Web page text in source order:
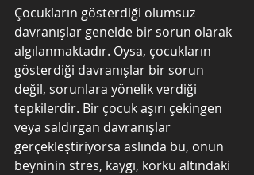
Çocukların gösterdiği olumsuz
davranışlar genelde bir sorun olarak
algılanmaktadır. Oysa, çocukların
gösterdiği davranışlar bir sorun
değil, sorunlara yönelik verdiği
tepkilerdir. Bir çocuk aşırı çekingen
veya saldırgan davranışlar
gerçekleştiriyorsa aslında bu, onun
beyninin stres, kaygı, korku altındaki